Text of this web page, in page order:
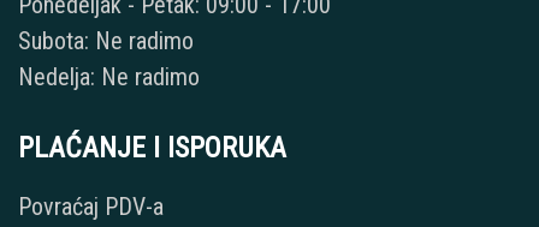
Subota: Ne radimo
Nedelja: Ne radimo
PLAĆANJE I ISPORUKA
Povraćaj PDV-a